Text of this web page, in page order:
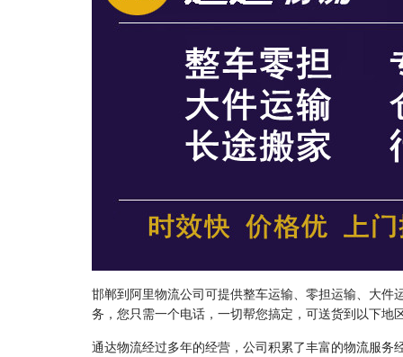
邯郸到阿里物流公司可提供整车运输、零担运输、大
务，您只需一个电话，一切帮您搞定，可送货到以下地
通达物流经过多年的经营，公司积累了丰富的物流服务